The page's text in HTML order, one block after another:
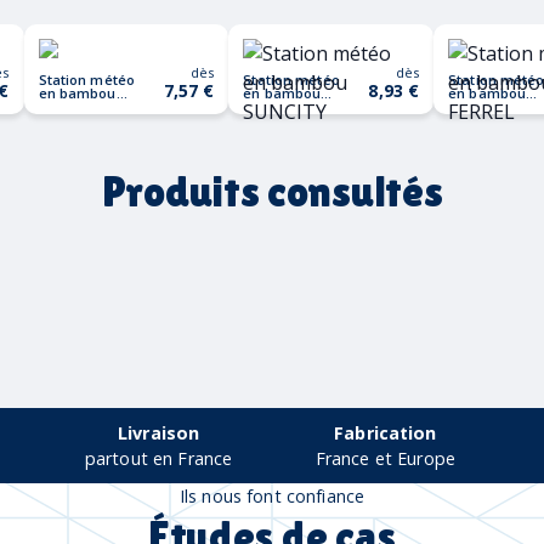
Station météo
en bambou
dès
7,57 € Station météo
en bambou
SUNCITY
dès
8,93 € Station météo
en bambou
FERREL
Produits consultés
Livraison
partout en France
Fabrication
France et Europe
Ils nous font confiance